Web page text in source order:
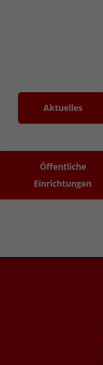
Aktuelles
Öffentliche
Einrichtungen